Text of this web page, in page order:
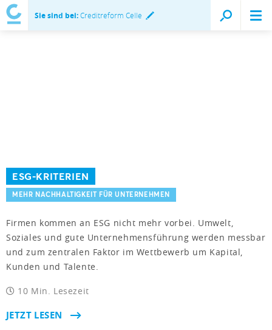
Sie sind bei:Creditreform Celle
ESG-KRITERIEN
MEHR NACHHALTIGKEIT FÜR UNTERNEHMEN
Firmen kommen an ESG nicht mehr vorbei. Umwelt,
Soziales und gute Unternehmensführung werden messbar
und zum zentralen Faktor im Wettbewerb um Kapital,
Kunden und Talente.
10 Min. Lesezeit
JETZT LESEN